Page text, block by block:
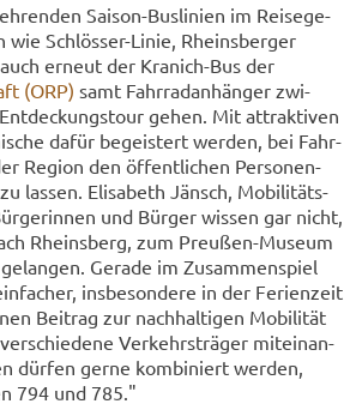
Saison-​Buslinien im Rei­se­ge­
Schlösser-​Linie, Rheins­ber­ger
er­neut der Kranich-​Bus der
(ORP) samt Fahr­rad­an­hän­ger zwi­
gehen. Mit at­trak­ti­ven
dafür be­geis­tert wer­den, bei Fahr­
Re­gi­on den öf­fent­li­chen Per­so­nen­
las­sen. Eli­sa­beth Jänsch, Mo­bi­li­täts­
und Bür­ger wis­sen gar nicht,
Rheins­berg, zum Preußen-​Museum
Ge­ra­de im Zu­sam­men­spiel
ins­be­son­de­re in der Fe­ri­en­zeit
Bei­trag zur nach­hal­ti­gen Mo­bi­li­tät
Ver­kehrs­trä­ger mit­ein­an­
dür­fen gerne kom­bi­niert wer­den,
794 und 785."